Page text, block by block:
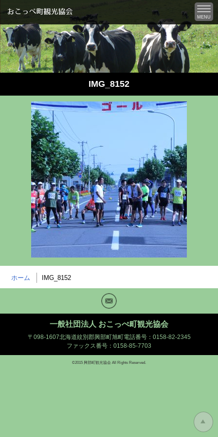
MENU
IMG_8152
ホーム IMG_8152
Mail
一般社団法人 おこっぺ町観光協会
〒098-1607北海道紋別郡興部町旭町電話番号：0158-82-2345
ファックス番号：0158-85-7703
©2015 興部町観光協会 All Rights Reserved.